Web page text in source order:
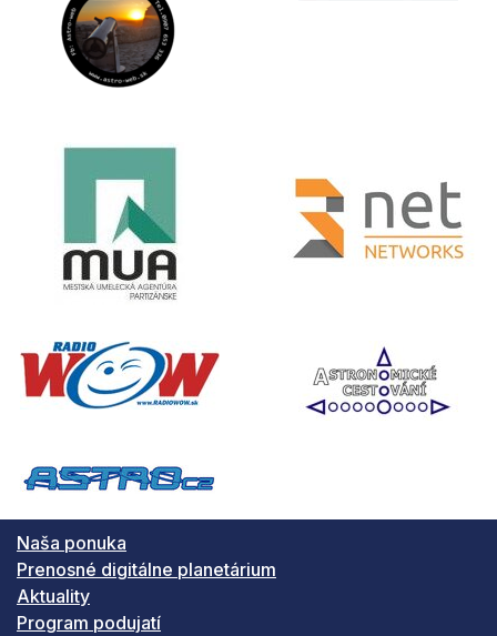
Naša ponuka
Prenosné digitálne planetárium
Aktuality
Program podujatí